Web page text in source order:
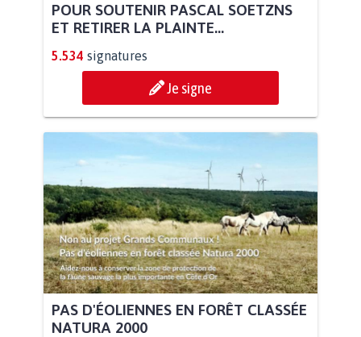
POUR SOUTENIR PASCAL SOETZNS
ET RETIRER LA PLAINTE...
5.534 signatures
Je signe
PAS D'ÉOLIENNES EN FORÊT CLASSÉE
NATURA 2000